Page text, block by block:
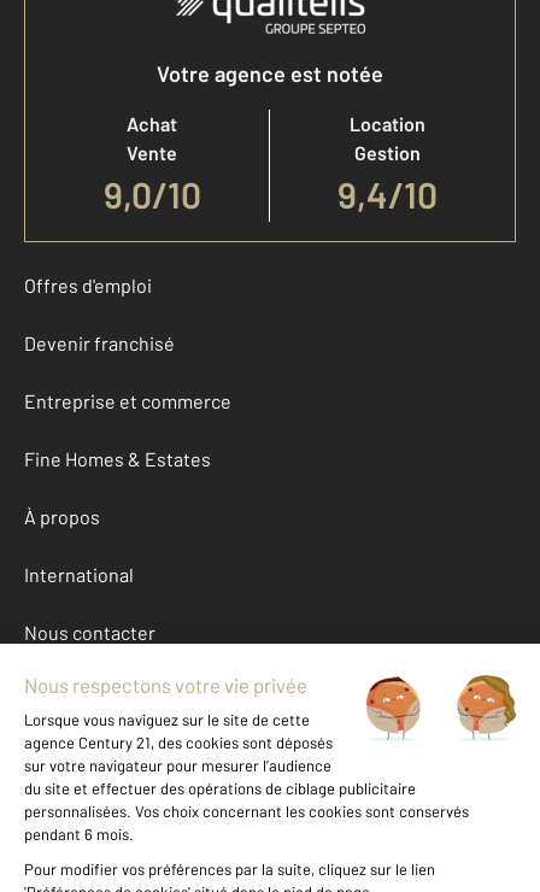
Votre agence est notée
Achat
Vente
9,0/10
Location
Gestion
9,4/10
Offres d'emploi
Devenir franchisé
Entreprise et commerce
Fine Homes & Estates
À propos
International
Nous contacter
Mentions légales & CGU et Barèmes d'honoraires
Données personnelles
Gestionnaire des cookies